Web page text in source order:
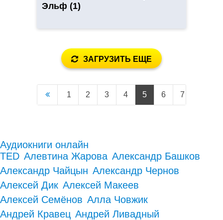
Эльф (1)
ЗАГРУЗИТЬ ЕЩЕ
1 2 3 4 5 6 7
Аудиокниги онлайн
TED Алевтина Жарова Александр Башков
Александр Чайцын Александр Чернов
Алексей Дик Алексей Макеев
Алексей Семёнов Алла Човжик
Андрей Кравец Андрей Ливадный